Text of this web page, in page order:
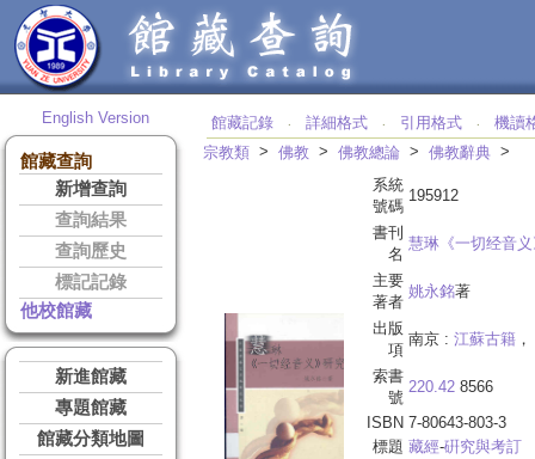
English Version
館藏查詢
新增查詢
查詢結果
查詢歷史
標記記錄
他校館藏
新進館藏
專題館藏
館藏分類地圖
館藏記錄 ‧ 詳細格式 ‧ 引用格式 ‧
機讀
宗教類 > 佛教 > 佛教總論 > 佛教辭典 >
系統
號碼
195912
書刊
名
慧琳《一切经音
主要
著者
姚永銘著
出版
項
南京 : 江蘇古籍
索書
號
220.42 8566
ISBN 7-80643-803-3
標題 藏經-硏究與考訂